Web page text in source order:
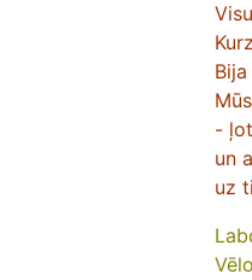
-
un
uz